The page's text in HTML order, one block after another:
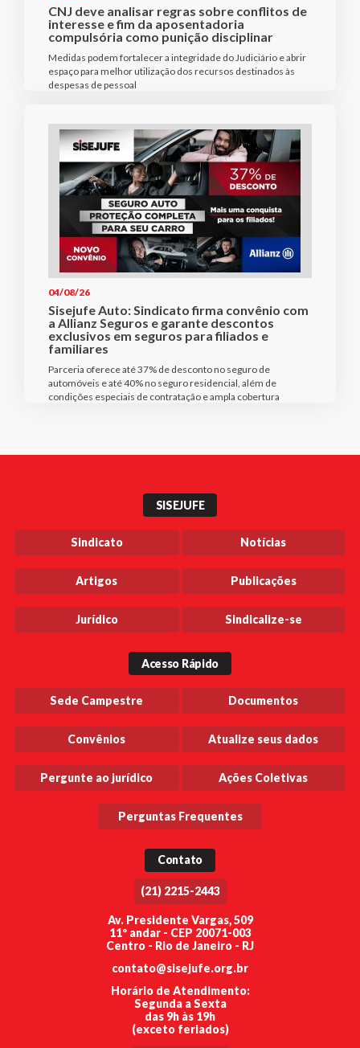
CNJ deve analisar regras sobre conflitos de
interesse e fim da aposentadoria
compulsória como punição disciplinar
Medidas podem fortalecer a integridade do Judiciário e abrir
espaço para melhor utilização dos recursos destinados às
despesas de pessoal
04/08/26
Sisejufe Auto: Sindicato firma convênio com
a Allianz Seguros e garante descontos
exclusivos em seguros para filiados e
familiares
Parceria oferece até 37% de desconto no seguro de
automóveis e até 40% no seguro residencial, além de
condições especiais de contratação e ampla cobertura
SISEJUFE
Sindicato Notícias
Artigos Publicações
Jurídico Sindicalize-se
Acesso Rápido
Sede Campestre Documentos
Convênios Atualize seus dados
Pergunte ao jurídico Ações Coletivas
Perguntas Frequentes
Contato
(21) 2215-2443
Av. Presidente Vargas, 509
11º andar - CEP 20071-003
Centro - Rio de Janeiro - RJ
contato@sisejufe.org.br
Horário de Atendimento:
Segunda a Sexta
das 9h às 19h
(exceto feriados)